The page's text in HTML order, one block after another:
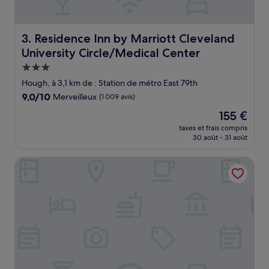
3. Residence Inn by Marriott Cleveland
University Circle/Medical Center
Residence Inn by Marriott Cleveland University Circle/
Hébergement
3.0 étoiles
Hough, à 3,1 km de : Station de métro East 79th
9.0
9,0/10 Merveilleux (1 009 avis)
Le
nouveau
prix
de
155 €
155 €
taxes et frais compris
30 août - 31 août